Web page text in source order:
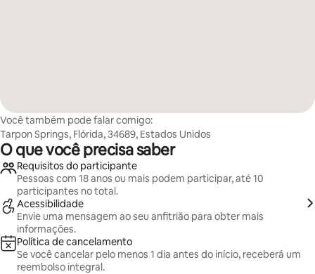
Você também pode falar comigo:
Tarpon Springs, Flórida, 34689, Estados Unidos
O que você precisa saber
Requisitos do participante
Pessoas com 18 anos ou mais podem participar, até 10
participantes no total.
Acessibilidade
Envie uma mensagem ao seu anfitrião para obter mais
informações.
Política de cancelamento
Se você cancelar pelo menos 1 dia antes do início, receberá um
reembolso integral.